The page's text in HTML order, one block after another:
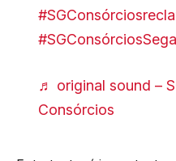
♬ original sound –
Consórcios